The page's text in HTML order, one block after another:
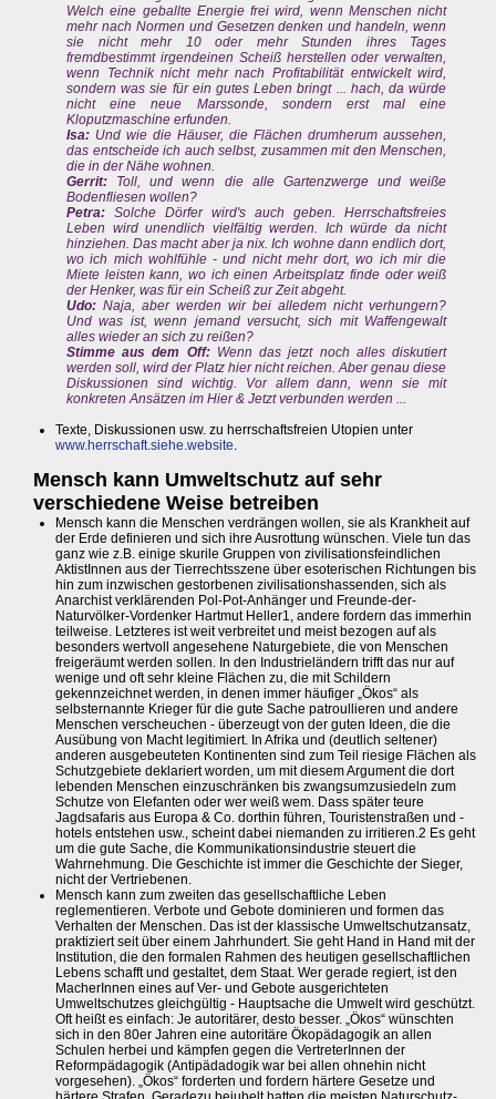
Welch eine geballte Energie frei wird, wenn Menschen nicht
mehr nach Normen und Gesetzen denken und handeln, wenn
sie nicht mehr 10 oder mehr Stunden ihres Tages
fremdbestimmt irgendeinen Scheiß herstellen oder verwalten,
wenn Technik nicht mehr nach Profitabilität entwickelt wird,
sondern was sie für ein gutes Leben bringt ... hach, da würde
nicht eine neue Marssonde, sondern erst mal eine
Kloputzmaschine erfunden.
Isa: Und wie die Häuser, die Flächen drumherum aussehen,
das entscheide ich auch selbst, zusammen mit den Menschen,
die in der Nähe wohnen.
Gerrit: Toll, und wenn die alle Gartenzwerge und weiße
Bodenfliesen wollen?
Petra: Solche Dörfer wird's auch geben. Herrschaftsfreies
Leben wird unendlich vielfältig werden. Ich würde da nicht
hinziehen. Das macht aber ja nix. Ich wohne dann endlich dort,
wo ich mich wohlfühle - und nicht mehr dort, wo ich mir die
Miete leisten kann, wo ich einen Arbeitsplatz finde oder weiß
der Henker, was für ein Scheiß zur Zeit abgeht.
Udo: Naja, aber werden wir bei alledem nicht verhungern?
Und was ist, wenn jemand versucht, sich mit Waffengewalt
alles wieder an sich zu reißen?
Stimme aus dem Off:Wenn das jetzt noch alles diskutiert
werden soll, wird der Platz hier nicht reichen. Aber genau diese
Diskussionen sind wichtig. Vor allem dann, wenn sie mit
konkreten Ansätzen im Hier & Jetzt verbunden werden ...
Texte, Diskussionen usw. zu herrschaftsfreien Utopien unter
www.herrschaft.siehe.website.
Mensch kann Umweltschutz auf sehr
verschiedene Weise betreiben
Mensch kann die Menschen verdrängen wollen, sie als Krankheit auf
der Erde definieren und sich ihre Ausrottung wünschen. Viele tun das
ganz wie z.B. einige skurile Gruppen von zivilisationsfeindlichen
AktistInnen aus der Tierrechtsszene über esoterischen Richtungen bis
hin zum inzwischen gestorbenen zivilisationshassenden, sich als
Anarchist verklärenden Pol-Pot-Anhänger und Freunde-der-
Naturvölker-Vordenker Hartmut Heller1, andere fordern das immerhin
teilweise. Letzteres ist weit verbreitet und meist bezogen auf als
besonders wertvoll angesehene Naturgebiete, die von Menschen
freigeräumt werden sollen. In den Industrieländern trifft das nur auf
wenige und oft sehr kleine Flächen zu, die mit Schildern
gekennzeichnet werden, in denen immer häufiger „Ökos“ als
selbsternannte Krieger für die gute Sache patroullieren und andere
Menschen verscheuchen - überzeugt von der guten Ideen, die die
Ausübung von Macht legitimiert. In Afrika und (deutlich seltener)
anderen ausgebeuteten Kontinenten sind zum Teil riesige Flächen als
Schutzgebiete deklariert worden, um mit diesem Argument die dort
lebenden Menschen einzuschränken bis zwangsumzusiedeln zum
Schutze von Elefanten oder wer weiß wem. Dass später teure
Jagdsafaris aus Europa & Co. dorthin führen, Touristenstraßen und -
hotels entstehen usw., scheint dabei niemanden zu irritieren.2 Es geht
um die gute Sache, die Kommunikationsindustrie steuert die
Wahrnehmung. Die Geschichte ist immer die Geschichte der Sieger,
nicht der Vertriebenen.
Mensch kann zum zweiten das gesellschaftliche Leben
reglementieren. Verbote und Gebote dominieren und formen das
Verhalten der Menschen. Das ist der klassische Umweltschutzansatz,
praktiziert seit über einem Jahrhundert. Sie geht Hand in Hand mit der
Institution, die den formalen Rahmen des heutigen gesellschaftlichen
Lebens schafft und gestaltet, dem Staat. Wer gerade regiert, ist den
MacherInnen eines auf Ver- und Gebote ausgerichteten
Umweltschutzes gleichgültig - Hauptsache die Umwelt wird geschützt.
Oft heißt es einfach: Je autoritärer, desto besser. „Ökos“ wünschten
sich in den 80er Jahren eine autoritäre Ökopädagogik an allen
Schulen herbei und kämpfen gegen die VertreterInnen der
Reformpädagogik (Antipädadogik war bei allen ohnehin nicht
vorgesehen). „Ökos“ forderten und fordern härtere Gesetze und